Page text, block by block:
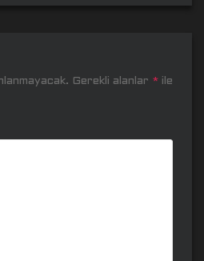
Gerekli alanlar * ile